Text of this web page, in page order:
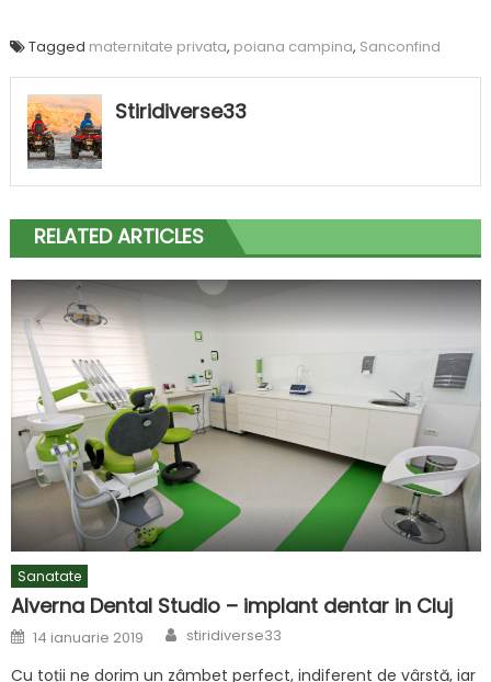
Tagged maternitate privata, poiana campina, Sanconfind
Stiridiverse33
RELATED ARTICLES
Sanatate
Alverna Dental Studio – implant dentar in Cluj
Posted
on
14 ianuarie 2019 Author
stiridiverse33
Cu toții ne dorim un zâmbet perfect, indiferent de vârstă, iar